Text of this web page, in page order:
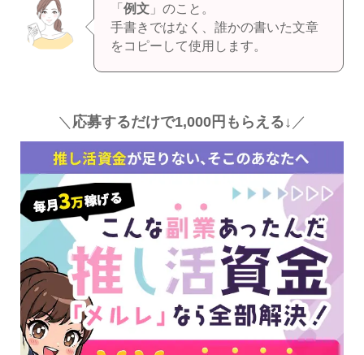
「 例文」のこと。
手書きではなく、誰かの書いた文章
をコピーして使用します。
＼ 応募するだけで1,000円もらえる↓ ／